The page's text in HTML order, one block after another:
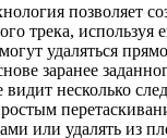
позволяет
трека, используя
удаляться
заранее
видит несколько
или удалять из